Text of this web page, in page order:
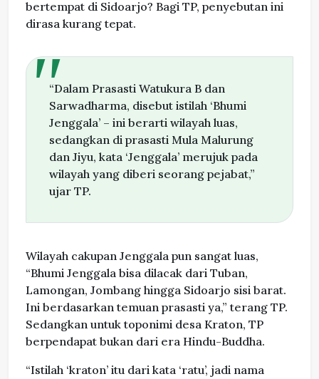
bertempat di Sidoarjo? Bagi TP, penyebutan ini
dirasa kurang tepat.
“Dalam Prasasti Watukura B dan
Sarwadharma, disebut istilah ‘Bhumi
Jenggala’ – ini berarti wilayah luas,
sedangkan di prasasti Mula Malurung
dan Jiyu, kata ‘Jenggala’ merujuk pada
wilayah yang diberi seorang pejabat,”
ujar TP.
Wilayah cakupan Jenggala pun sangat luas,
“Bhumi Jenggala bisa dilacak dari Tuban,
Lamongan, Jombang hingga Sidoarjo sisi barat.
Ini berdasarkan temuan prasasti ya,” terang TP.
Sedangkan untuk toponimi desa Kraton, TP
berpendapat bukan dari era Hindu-Buddha.
“Istilah ‘kraton’ itu dari kata ‘ratu’, jadi nama